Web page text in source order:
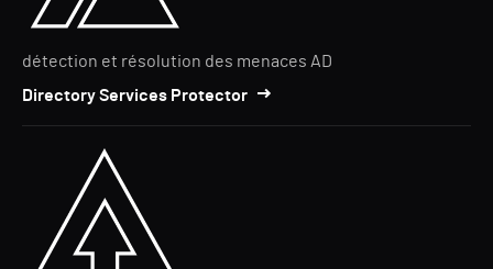
détection et résolution des menaces AD
Directory Services Protector